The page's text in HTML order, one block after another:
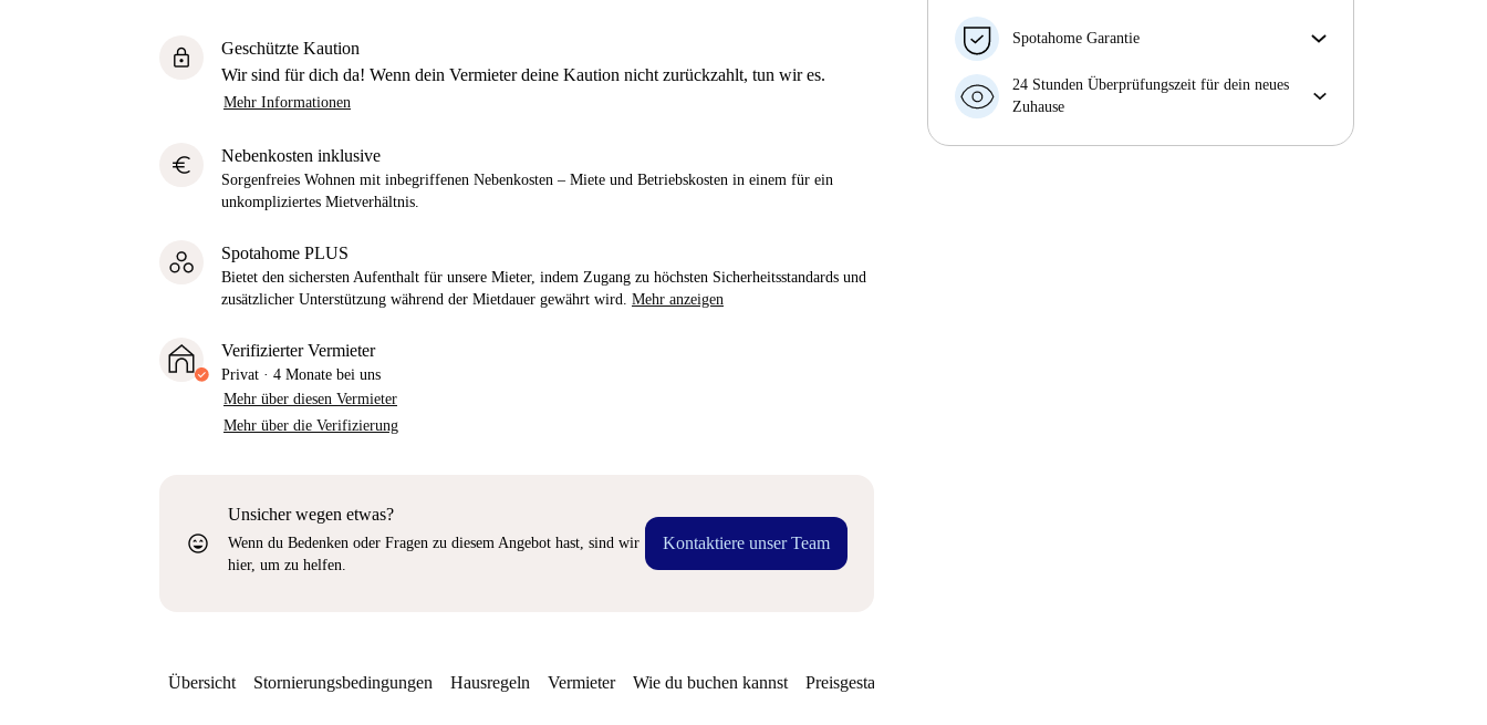
lock
Geschützte Kaution
Wir sind für dich da! Wenn dein Vermieter deine Kaution nicht zurückzahlt, tun wir es.
Mehr Informationen
euro Nebenkosten inklusive
Sorgenfreies Wohnen mit inbegriffenen Nebenkosten – Miete und Betriebskosten in einem für ein
unkompliziertes Mietverhältnis.
Spotahome PLUS
Bietet den sichersten Aufenthalt für unsere Mieter, indem Zugang zu höchsten Sicherheitsstandards und
zusätzlicher Unterstützung während der Mietdauer gewährt wird. Mehr anzeigen
Verifizierter Vermieter
Privat · 4 Monate bei uns
Mehr über diesen Vermieter
Mehr über die Verifizierung
sentiment_very_satisfied
Unsicher wegen etwas?
Wenn du Bedenken oder Fragen zu diesem Angebot hast, sind wir
hier, um zu helfen.
Kontaktiere unser Team
Spotahome Garantie
Falls der Vermieter deine Buchung kurzfristig
storniert, werden wir dir entweder A) ein Hotel
finden oder B) den gezahlten Betrag vollständig
24 Stunden Überprüfungszeit für dein neues
Zuhause
Übersicht Stornierungsbedingungen Hausregeln Vermieter Wie du buchen kannst Preisgestaltung